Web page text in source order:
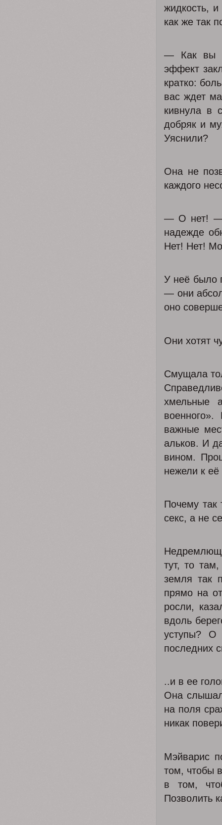
жидкость,
как же так
— Как вы
эффект
кратко:
вас ждет
кивнула в
добряк и
Уяснили?
Она не
каждого
— О нет! —
надежде
Нет! Нет!
У неё было
— они
оно
Они хотят
Смущала
хмельные
важные
альков. И
вином.
нежели к её
Почему так
секс, а не
тут, то
земля так
прямо на
росли,
вдоль
уступы? О
последних
..и в ее
Она
на поля
никак
Мэйварис
том, чтобы
в том,
Позволить